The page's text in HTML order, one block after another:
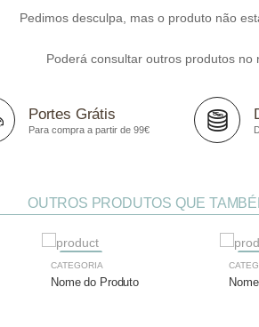
Pedimos desculpa, mas o produto não
Poderá consultar outros produtos no
Portes Grátis
Para compra a partir de 99€
OUTROS PRODUTOS QUE
CATEGORIA
Nome do Produto